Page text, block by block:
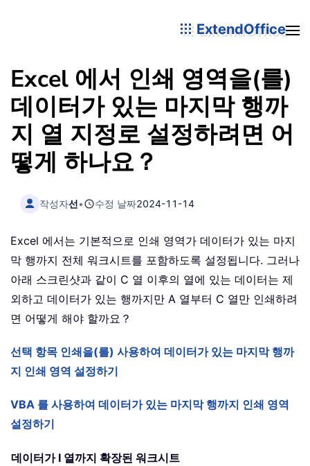
ExtendOffice
Excel 에서 인쇄 영역을(를)
데이터가 있는 마지막 행까
지 열 지정로 설정하려면 어
떻게 하나요？
작성자선• 수정 날짜2024-11-14
Excel 에서는 기본적으로 인쇄 영역가 데이터가 있는 마지
막 행까지 전체 워크시트를 포함하도록 설정됩니다. 그러나
아래 스크린샷과 같이 C 열 이후의 열에 있는 데이터는 제
외하고 데이터가 있는 행까지만 A 열부터 C 열만 인쇄하려
면 어떻게 해야 할까요？
선택 항목 인쇄을(를) 사용하여 데이터가 있는 마지막 행까
지 인쇄 영역 설정하기
VBA 를 사용하여 데이터가 있는 마지막 행까지 인쇄 영역
설정하기
데이터가 I 열까지 확장된 워크시트